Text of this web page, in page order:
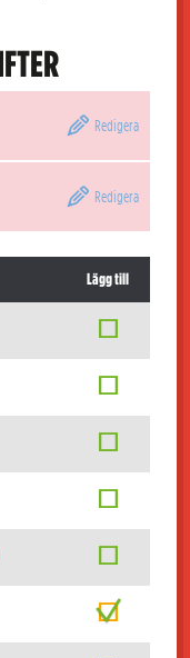
Redigera
Redigera
Lägg till